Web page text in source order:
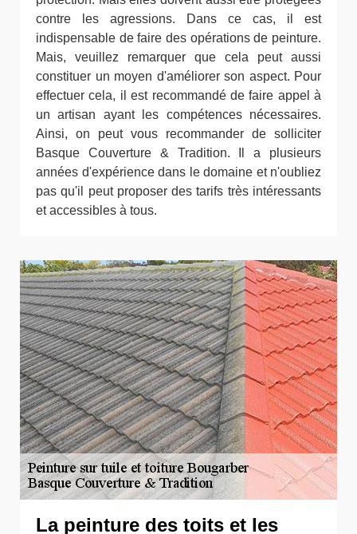
contre les agressions. Dans ce cas, il est
indispensable de faire des opérations de peinture.
Mais, veuillez remarquer que cela peut aussi
constituer un moyen d'améliorer son aspect. Pour
effectuer cela, il est recommandé de faire appel à
un artisan ayant les compétences nécessaires.
Ainsi, on peut vous recommander de solliciter
Basque Couverture & Tradition. Il a plusieurs
années d'expérience dans le domaine et n'oubliez
pas qu'il peut proposer des tarifs très intéressants
et accessibles à tous.
La peinture des toits et les